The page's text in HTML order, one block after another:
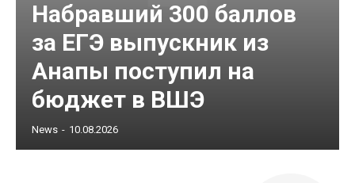
Набравший 300 баллов
за ЕГЭ выпускник из
Анапы поступил на
бюджет в ВШЭ
News - 10.08.2026